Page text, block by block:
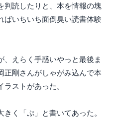
判読したりと、本を情報の塊
ばいちいち面倒臭い読書体験
、えらく手惑いやっと最後ま
正剛さんがしゃがみ込んで本
ストがあった。
く「ぷ」と書いてあった。